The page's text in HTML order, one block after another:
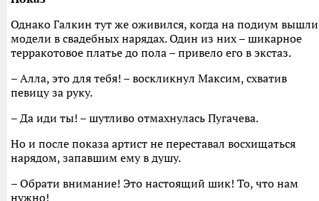
Однако Галкин тут же оживился, когда на подиум вышли
модели в свадебных нарядах. Один из них – шикарное
терракотовое платье до пола – привело его в экстаз.
– Алла, это для тебя! – воскликнул Максим, схватив
певицу за руку.
– Да иди ты! – шутливо отмахнулась Пугачева.
Но и после показа артист не переставал восхищаться
нарядом, запавшим ему в душу.
– Обрати внимание! Это настоящий шик! То, что нам
нужно!